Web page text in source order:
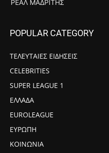
ΡΕΆΛ ΜΑΔΡΊΤΗΣ
POPULAR CATEGORY
ΤΕΛΕΥΤΑΙΕΣ ΕΙΔΗΣΕΙΣ
CELEBRITIES
SUPER LEAGUE 1
ΕΛΛΑΔΑ
EUROLEAGUE
ΕΥΡΩΠΗ
ΚΟΙΝΩΝΙΑ